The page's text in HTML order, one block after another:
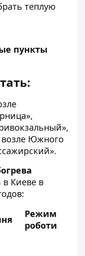
теплую
пункты
Южного
в Киеве в
Режим
роботи